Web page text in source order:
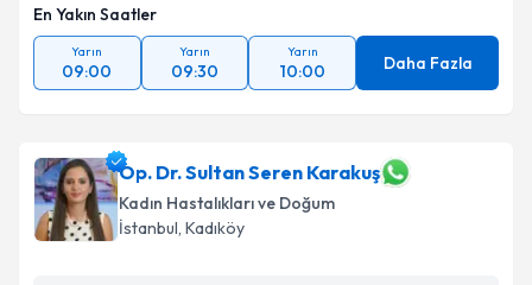
En Yakın Saatler
Yarın
09:00
Yarın
09:30
Yarın
10:00 Daha Fazla
Op. Dr. Sultan Seren Karakuş
Kadın Hastalıkları ve Doğum
İstanbul, Kadıköy